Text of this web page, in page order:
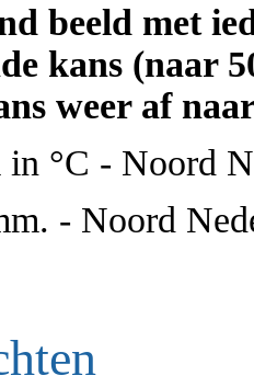
beeld met
kans (naar
weer af